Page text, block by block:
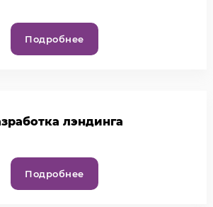
Подробнее
лэндинга
Подробнее